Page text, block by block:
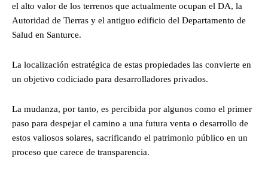
el alto valor de los terrenos que actualmente ocupan el DA, la
Autoridad de Tierras y el antiguo edificio del Departamento de
Salud en Santurce.
La localización estratégica de estas propiedades las convierte en
un objetivo codiciado para desarrolladores privados.
La mudanza, por tanto, es percibida por algunos como el primer
paso para despejar el camino a una futura venta o desarrollo de
estos valiosos solares, sacrificando el patrimonio público en un
proceso que carece de transparencia.